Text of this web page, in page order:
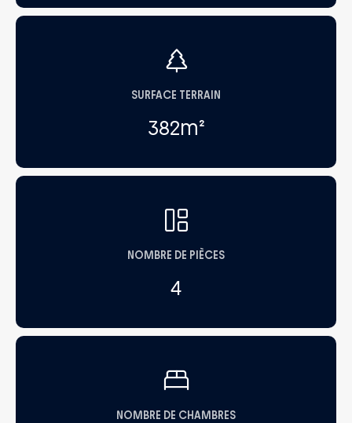
SURFACE TERRAIN
382m²
NOMBRE DE PIÈCES
4
NOMBRE DE CHAMBRES